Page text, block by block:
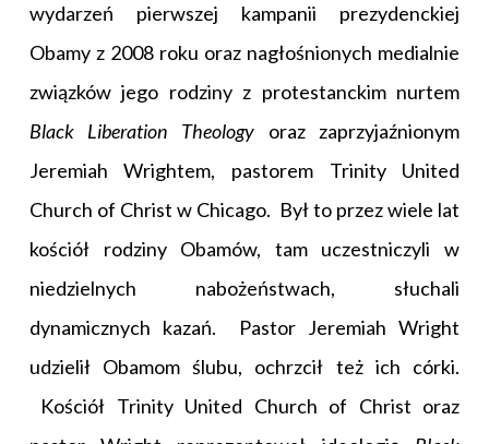
wydarzeń pierwszej kampanii prezydenckiej
Obamy z 2008 roku oraz nagłośnionych medialnie
związków jego rodziny z protestanckim nurtem
Black Liberation Theology oraz zaprzyjaźnionym
Jeremiah Wrightem, pastorem Trinity United
Church of Christ w Chicago. Był to przez wiele lat
kościół rodziny Obamów, tam uczestniczyli w
niedzielnych nabożeństwach, słuchali
dynamicznych kazań. Pastor Jeremiah Wright
udzielił Obamom ślubu, ochrzcił też ich córki.
Kościół Trinity United Church of Christ oraz